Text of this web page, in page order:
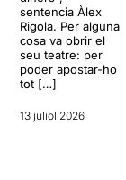
sentencia Àlex
Rigola. Per alguna
cosa va obrir el
seu teatre: per
poder apostar-ho
tot […]
13 juliol 2026